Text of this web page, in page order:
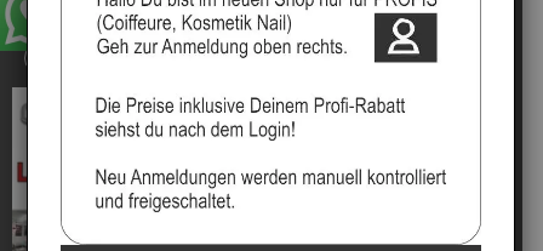
Kundeninformationen
Vertrag widerrufen